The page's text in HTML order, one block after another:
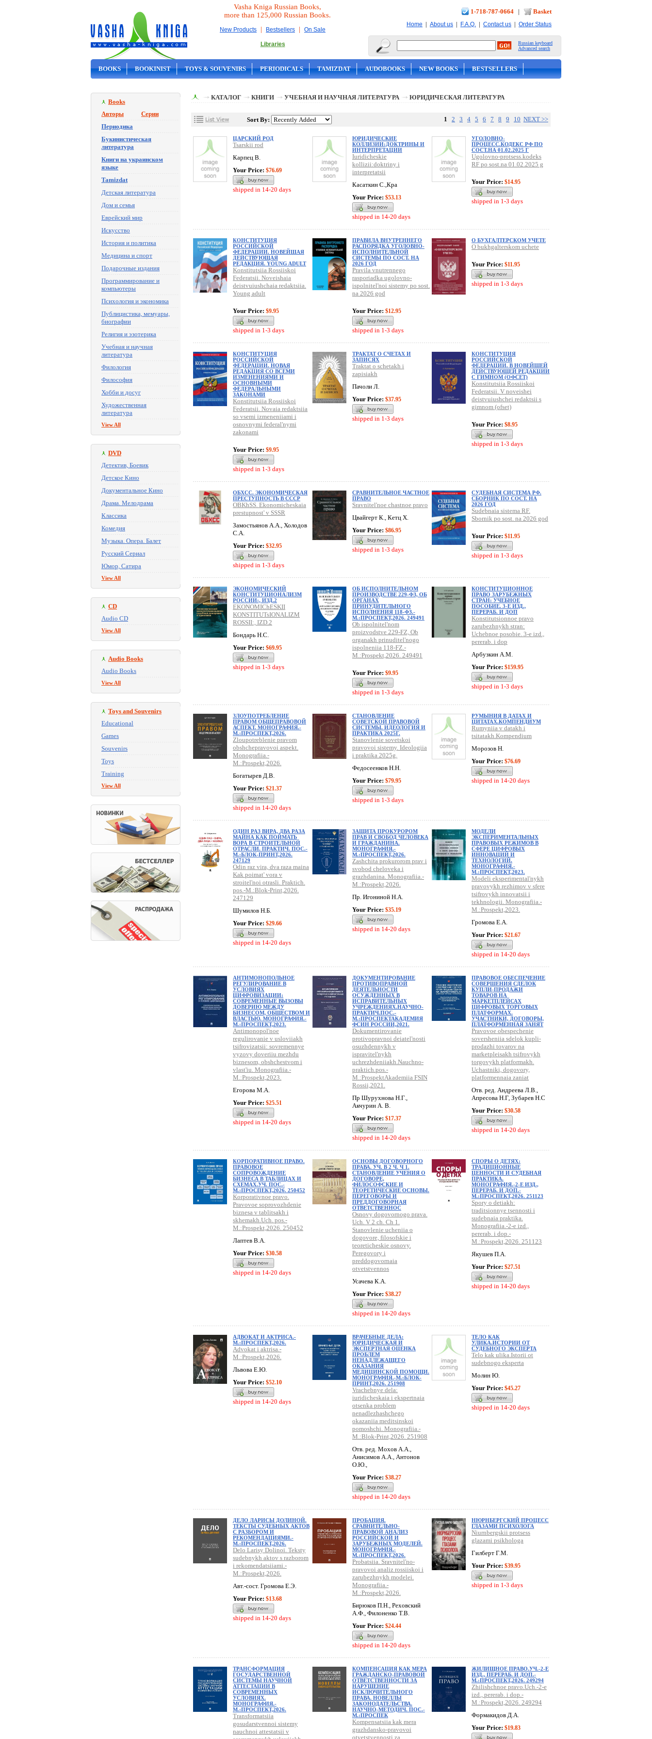
Vasha Kniga Russian Books,
more than 125,000 Russian Books.
New Products | Bestsellers | On Sale
Libraries
1-718-787-0664 | Basket
Home | About us | F.A.Q. | Contact us | Order Status
Russian keyboard
Advanced search
BOOKS BOOKINIST TOYS & SOUVENIRS PERIODICALS TAMIZDAT AUDOBOOKS NEW BOOKS BESTSELLERS
Books
Авторы
Серии
Периодика
Букинистическая
литература
Книги на украинском
языке
Tamizdat
Детская литература
Дом и семья
Еврейский мир
Искусство
История и политика
Медицина и спорт
Подарочные издания
Программирование и
компьютеры
Психология и экономика
Публицистика, мемуары,
биографии
Религия и эзотерика
Учебная и научная
литература
Филология
Философия
Хобби и досуг
Художественная
литература
View All
DVD
Детектив, Боевик
Детское Кино
Документальное Кино
Драма. Мелодрама
Классика
Комедия
Музыка. Опера. Балет
Русский Сериал
Юмор, Сатира
View All
CD
Audio CD
View All
Audio Books
Audio Books
View All
Toys and Souvenirs
Educational
Games
Souvenirs
Toys
Training
View All
КАТАЛОГ КНИГИ УЧЕБНАЯ И НАУЧНАЯ ЛИТЕРАТУРА ЮРИДИЧЕСКАЯ ЛИТЕРАТУРА
Sort By: 1 2 3 4 5 6 7 8 9 10 NEXT >>
ЦАРСКИЙ РОД
Tsarskii rod
Карпец В.
Your Price: $76.69
shipped in 14-20 days
ЮРИДИЧЕСКИЕ
КОЛЛИЗИИ:ДОКТРИНЫ И
ИНТЕРПРЕТАЦИИ
Iuridicheskie
kollizii:doktriny i
interpretatsii
Касаткин С.,Кра
Your Price: $53.13
shipped in 14-20 days
УГОЛОВНО-
ПРОЦЕСС.КОДЕКС РФ ПО
СОСТ.НА 01.02.2025 Г
Ugolovno-protsess.kodeks
RF po sost.na 01.02.2025 g
Your Price: $14.95
shipped in 1-3 days
КОНСТИТУЦИЯ
РОССИЙСКОЙ
ФЕДЕРАЦИИ. НОВЕЙШАЯ
ДЕЙСТВУЮЩАЯ
РЕДАКЦИЯ. YOUNG ADULT
Konstitutsiia Rossiiskoi
Federatsii. Noveishaia
deistvuiushchaia redaktsiia.
Young adult
Your Price: $9.95
shipped in 1-3 days
ПРАВИЛА ВНУТРЕННЕГО
РАСПОРЯДКА УГОЛОВНО-
ИСПОЛНИТЕЛЬНОЙ
СИСТЕМЫ ПО СОСТ. НА
2026 ГОД
Pravila vnutrennego
rasporiadka ugolovno-
ispolnitel'noi sistemy po sost.
na 2026 god
Your Price: $12.95
shipped in 1-3 days
О БУХГАЛТЕРСКОМ УЧЕТЕ
O bukhgalterskom uchete
Your Price: $11.95
shipped in 1-3 days
КОНСТИТУЦИЯ
РОССИЙСКОЙ
ФЕДЕРАЦИИ. НОВАЯ
РЕДАКЦИЯ СО ВСЕМИ
ИЗМЕНЕНИЯМИ И
ОСНОВНЫМИ
ФЕДЕРАЛЬНЫМИ
ЗАКОНАМИ
Konstitutsiia Rossiiskoi
Federatsii. Novaia redaktsiia
so vsemi izmeneniiami i
osnovnymi federal'nymi
zakonami
Your Price: $9.95
shipped in 1-3 days
ТРАКТАТ О СЧЕТАХ И
ЗАПИСЯХ
Traktat o schetakh i
zapisiakh
Пачоли Л.
Your Price: $37.95
shipped in 1-3 days
КОНСТИТУЦИЯ
РОССИЙСКОЙ
ФЕДЕРАЦИИ. В НОВЕЙШЕЙ
ДЕЙСТВУЮЩЕЙ РЕДАКЦИИ
С ГИМНОМ (ОФСЕТ)
Konstitutsiia Rossiiskoi
Federatsii. V noveishei
deistvuiushchei redaktsii s
gimnom (ofset)
Your Price: $8.95
shipped in 1-3 days
ОБХСС. ЭКОНОМИЧЕСКАЯ
ПРЕСТУПНОСТЬ В СССР
OBKhSS. Ekonomicheskaia
prestupnost' v SSSR
Замостьянов А.А., Холодов
С.А.
Your Price: $32.95
shipped in 1-3 days
СРАВНИТЕЛЬНОЕ ЧАСТНОЕ
ПРАВО
Sravnitel'noe chastnoe pravo
Цвайгерт К., Кетц Х.
Your Price: $86.95
shipped in 1-3 days
СУДЕБНАЯ СИСТЕМА РФ.
СБОРНИК ПО СОСТ. НА
2026 ГОД
Sudebnaia sistema RF.
Sbornik po sost. na 2026 god
Your Price: $11.95
shipped in 1-3 days
ЭКОНОМИЧЕСКИЙ
КОНСТИТУЦИОНАЛИЗМ
РОССИИ:, ИЗД.2
EKONOMIChESKII
KONSTITUTsIONALIZM
ROSSII:, IZD.2
Бондарь Н.С.
Your Price: $69.95
shipped in 1-3 days
ОБ ИСПОЛНИТЕЛЬНОМ
ПРОИЗВОДСТВЕ 229-ФЗ, ОБ
ОРГАНАХ
ПРИНУДИТЕЛЬНОГО
ИСПОЛНЕНИЯ 118-ФЗ.-
М.:ПРОСПЕКТ,2026. 249491
Ob ispolnitel'nom
proizvodstve 229-FZ, Ob
organakh prinuditel'nogo
ispolneniia 118-FZ.-
M.:Prospekt,2026. 249491
Your Price: $9.95
shipped in 1-3 days
КОНСТИТУЦИОННОЕ
ПРАВО ЗАРУБЕЖНЫХ
СТРАН: УЧЕБНОЕ
ПОСОБИЕ. 3-Е ИЗД.,
ПЕРЕРАБ. И ДОП
Konstitutsionnoe pravo
zarubezhnykh stran:
Uchebnoe posobie. 3-e izd.,
pererab. i dop
Арбузкин А.М.
Your Price: $159.95
shipped in 1-3 days
ЗЛОУПОТРЕБЛЕНИЕ
ПРАВОМ ОБЩЕПРАВОВОЙ
АСПЕКТ. МОНОГРАФИЯ.-
М.:ПРОСПЕКТ,2026.
Zloupotreblenie pravom
obshchepravovoi aspekt.
Monografiia.-
M.:Prospekt,2026.
Богатырев Д.В.
Your Price: $21.37
shipped in 14-20 days
СТАНОВЛЕНИЕ
СОВЕТСКОЙ ПРАВОВОЙ
СИСТЕМЫ. ИДЕОЛОГИЯ И
ПРАКТИКА 2025Г.
Stanovlenie sovetskoi
pravovoi sistemy. Ideologiia
i praktika 2025g.
Федосеенков Н.Н.
Your Price: $79.95
shipped in 1-3 days
РУМЫНИЯ В ДАТАХ И
ЦИТАТАХ.КОМПЕНДИУМ
Rumyniia v datakh i
tsitatakh.Kompendium
Морозов Н.
Your Price: $76.69
shipped in 14-20 days
ОДИН РАЗ ВИРА, ДВА РАЗА
МАЙНА КАК ПОЙМАТЬ
ВОРА В СТРОИТЕЛЬНОЙ
ОТРАСЛИ. ПРАКТИЧ. ПОС.-
М.:БЛОК-ПРИНТ,2026.
247129
Odin raz vira, dva raza maina
Kak poimat' vora v
stroitel'noi otrasli. Praktich.
pos.-M.:Blok-Print,2026.
247129
Шумилов Н.Б.
Your Price: $29.66
shipped in 14-20 days
ЗАЩИТА ПРОКУРОРОМ
ПРАВ И СВОБОД ЧЕЛОВЕКА
И ГРАЖДАНИНА.
МОНОГРАФИЯ.-
М.:ПРОСПЕКТ,2026.
Zashchita prokurorom prav i
svobod cheloveka i
grazhdanina. Monografiia.-
M.:Prospekt,2026.
Пр. Игониной Н.А.
Your Price: $35.19
shipped in 14-20 days
МОДЕЛИ
ЭКСПЕРИМЕНТАЛЬНЫХ
ПРАВОВЫХ РЕЖИМОВ В
СФЕРЕ ЦИФРОВЫХ
ИННОВАЦИЙ И
ТЕХНОЛОГИЙ.
МОНОГРАФИЯ.-
М.:ПРОСПЕКТ,2023.
Modeli eksperimental'nykh
pravovykh rezhimov v sfere
tsifrovykh innovatsii i
tekhnologii. Monografiia.-
M.:Prospekt,2023.
Громова Е.А.
Your Price: $21.67
shipped in 14-20 days
АНТИМОНОПОЛЬНОЕ
РЕГУЛИРОВАНИЕ В
УСЛОВИЯХ
ЦИФРОВИЗАЦИИ:
СОВРЕМЕННЫЕ ВЫЗОВЫ
ДОВЕРИЮ МЕЖДУ
БИЗНЕСОМ, ОБЩЕСТВОМ И
ВЛАСТЬЮ. МОНОГРАФИЯ.-
М.:ПРОСПЕКТ,2023.
Antimonopol'noe
regulirovanie v usloviiakh
tsifrovizatsii: sovremennye
vyzovy doveriiu mezhdu
biznesom, obshchestvom i
vlast'iu. Monografiia.-
M.:Prospekt,2023.
Егорова М.А.
Your Price: $25.51
shipped in 14-20 days
ДОКУМЕНТИРОВАНИЕ
ПРОТИВОПРАВНОЙ
ДЕЯТЕЛЬНОСТИ
ОСУЖДЕННЫХ В
ИСПРАВИТЕЛЬНЫХ
УЧРЕЖДЕНИЯХ.НАУЧНО-
ПРАКТИЧ.ПОС.-
М.:ПРОСПЕКТАКАДЕМИЯ
ФСИН РОССИИ,2021.
Dokumentirovanie
protivopravnoi deiatel'nosti
osuzhdennykh v
ispravitel'nykh
uchrezhdeniiakh.Nauchno-
praktich.pos.-
M.:ProspektAkademiia FSIN
Rossii,2021.
Пр Шурухнова Н.Г.,
Акчурин А. В.
Your Price: $17.37
shipped in 14-20 days
ПРАВОВОЕ ОБЕСПЕЧЕНИЕ
СОВЕРШЕНИЯ СДЕЛОК
КУПЛИ-ПРОДАЖИ
ТОВАРОВ НА
МАРКЕТПЛЕЙСАХ
ЦИФРОВЫХ ТОРГОВЫХ
ПЛАТФОРМАХ.
УЧАСТНИКИ, ДОГОВОРЫ,
ПЛАТФОРМЕННАЯ ЗАНЯТ
Pravovoe obespechenie
soversheniia sdelok kupli-
prodazhi tovarov na
marketpleisakh tsifrovykh
torgovykh platformakh.
Uchastniki, dogovory,
platformennaia zaniat
Отв. ред. Андреева Л.В.,
Апресова Н.Г, Зубарев Н.С
Your Price: $30.58
shipped in 14-20 days
КОРПОРАТИВНОЕ ПРАВО.
ПРАВОВОЕ
СОПРОВОЖДЕНИЕ
БИЗНЕСА В ТАБЛИЦАХ И
СХЕМАХ.УЧ. ПОС.-
М.:ПРОСПЕКТ,2026. 250452
Korporativnoe pravo.
Pravovoe soprovozhdenie
biznesa v tablitsakh i
skhemakh.Uch. pos.-
M.:Prospekt,2026. 250452
Лаптев В.А.
Your Price: $30.58
shipped in 14-20 days
ОСНОВЫ ДОГОВОРНОГО
ПРАВА. УЧ. В 2 Ч. Ч 1.
СТАНОВЛЕНИЕ УЧЕНИЯ О
ДОГОВОРЕ,
ФИЛОСОФСКИЕ И
ТЕОРЕТИЧЕСКИЕ ОСНОВЫ.
ПЕРЕГОВОРЫ И
ПРЕДДОГОВОРНАЯ
ОТВЕТСТВЕННОС
Osnovy dogovornogo prava.
Uch. V 2 ch. Ch 1.
Stanovlenie ucheniia o
dogovore, filosofskie i
teoreticheskie osnovy.
Peregovory i
preddogovornaia
otvetstvennos
Усачева К.А.
Your Price: $38.27
shipped in 14-20 days
СПОРЫ О ДЕТЯХ:
ТРАДИЦИОННЫЕ
ЦЕННОСТИ И СУДЕБНАЯ
ПРАКТИКА.
МОНОГРАФИЯ.-2-Е ИЗД.,
ПЕРЕРАБ. И ДОП.-
М.:ПРОСПЕКТ,2026. 251123
Spory o detiakh:
traditsionnye tsennosti i
sudebnaia praktika.
Monografiia.-2-e izd.,
pererab. i dop.-
M.:Prospekt,2026. 251123
Якушев П.А.
Your Price: $27.51
shipped in 14-20 days
АДВОКАТ И АКТРИСА.-
М.:ПРОСПЕКТ,2026.
Advokat i aktrisa.-
M.:Prospekt,2026.
Львова Е.Ю.
Your Price: $52.10
shipped in 14-20 days
ВРАЧЕБНЫЕ ДЕЛА:
ЮРИДИЧЕСКАЯ И
ЭКСПЕРТНАЯ ОЦЕНКА
ПРОБЛЕМ
НЕНАДЛЕЖАЩЕГО
ОКАЗАНИЯ
МЕДИЦИНСКОЙ ПОМОЩИ.
МОНОГРАФИЯ.-М.:БЛОК-
ПРИНТ,2026. 251908
Vrachebnye dela:
iuridicheskaia i ekspertnaia
otsenka problem
nenadlezhashchego
okazaniia meditsinskoi
pomoshchi. Monografiia.-
M.:Blok-Print,2026. 251908
Отв. ред. Мохов А.А.,
Анисимов А.А., Антонов
О.Ю.,
Your Price: $38.27
shipped in 14-20 days
ТЕЛО КАК
УЛИКА.ИСТОРИИ ОТ
СУДЕБНОГО ЭКСПЕРТА
Telo kak ulika.Istorii ot
sudebnogo eksperta
Молин Ю.
Your Price: $45.27
shipped in 14-20 days
ДЕЛО ЛАРИСЫ ДОЛИНОЙ.
ТЕКСТЫ СУДЕБНЫХ АКТОВ
С РАЗБОРОМ И
РЕКОМЕНДАЦИЯМИ.-
М.:ПРОСПЕКТ,2026.
Delo Larisy Dolinoi. Teksty
sudebnykh aktov s razborom
i rekomendatsiiami.-
M.:Prospekt,2026.
Авт.-сост. Громова Е.Э.
Your Price: $13.68
shipped in 14-20 days
ПРОБАЦИЯ.
СРАВНИТЕЛЬНО-
ПРАВОВОЙ АНАЛИЗ
РОССИЙСКОЙ И
ЗАРУБЕЖНЫХ МОДЕЛЕЙ.
МОНОГРАФИЯ.-
М.:ПРОСПЕКТ,2026.
Probatsiia. Sravnitel'no-
pravovoi analiz rossiiskoi i
zarubezhnykh modelei.
Monografiia.-
M.:Prospekt,2026.
Бирюков П.Н., Реховский
А.Ф., Филоненко Т.В.
Your Price: $24.44
shipped in 14-20 days
НЮРНБЕРГСКИЙ ПРОЦЕСС
ГЛАЗАМИ ПСИХОЛОГА
Niurnbergskii protsess
glazami psikhologa
Гилберт Г.М.
Your Price: $39.95
shipped in 1-3 days
ТРАНСФОРМАЦИЯ
ГОСУДАРСТВЕННОЙ
СИСТЕМЫ НАУЧНОЙ
АТТЕСТАЦИИ В
СОВРЕМЕННЫХ
УСЛОВИЯХ.
МОНОГРАФИЯ.-
М.:ПРОСПЕКТ,2026.
Transformatsiia
gosudarstvennoi sistemy
nauchnoi attestatsii v
КОМПЕНСАЦИЯ КАК МЕРА
ГРАЖДАНСКО-ПРАВОВОЙ
ОТВЕТСТВЕННОСТИ ЗА
НАРУШЕНИЕ
ИСКЛЮЧИТЕЛЬНОГО
ПРАВА. НОВЕЛЛЫ
ЗАКОНОДАТЕЛЬСТВА.
НАУЧНО-МЕТОДИЧ. ПОС.-
М.:ПРОСПЕК
Kompensatsiia kak mera
grazhdansko-pravovoi
otvetstvennosti za
ЖИЛИЩНОЕ ПРАВО.УЧ.-2-Е
ИЗД., ПЕРЕРАБ. И ДОП.-
М.:ПРОСПЕКТ,2026. 249294
Zhilishchnoe pravo.Uch.-2-e
izd., pererab. i dop.-
M.:Prospekt,2026. 249294
Формакидов Д.А.
Your Price: $19.83